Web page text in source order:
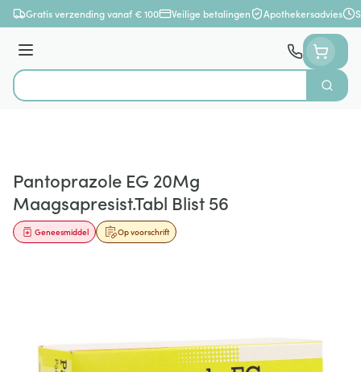
Ga naar de inhoud
Gratis verzending vanaf € 100 Veilige betalingen Apothekersadvies
Menu
Product, merk, categorie...
Zoek
Pantoprazole EG 20Mg
Maagsapresist.Tabl Blist 56
Op voorschrift
Geneesmiddel